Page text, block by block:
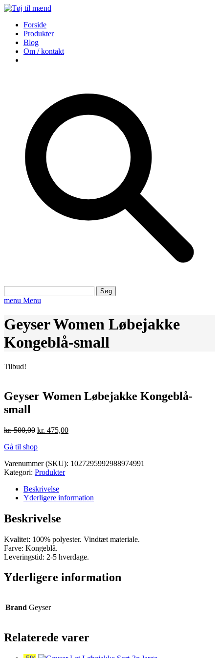
Forside
Produkter
Blog
Om / kontakt
efter:
menu Menu
Geyser Women Løbejakke
Kongeblå-small
Tilbud!
Geyser Women Løbejakke Kongeblå-
small
kr.500,00 Den
pris
kr. 500,00.
kr. 475,00Den
kr. 475,00.
Gå til shop
Varenummer (SKU): 1027295992988974991
Kategori: Produkter
Beskrivelse
Yderligere information
Beskrivelse
Kvalitet: 100% polyester. Vindtæt materiale.
Farve: Kongeblå.
Leveringstid: 2-5 hverdage.
Yderligere information
Brand Geyser
Relaterede varer